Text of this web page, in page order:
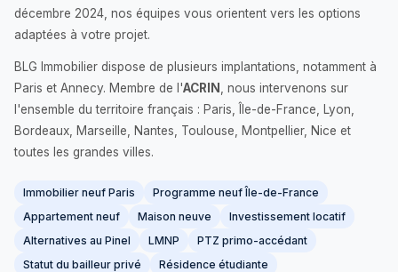
décembre 2024, nos équipes vous orientent vers les options
adaptées à votre projet.
BLG Immobilier dispose de plusieurs implantations, notamment à
Paris et Annecy. Membre de l'ACRIN
, nous intervenons sur
l'ensemble du territoire français : Paris, Île-de-France, Lyon,
Bordeaux, Marseille, Nantes, Toulouse, Montpellier, Nice et
toutes les grandes villes.
Immobilier neuf Paris
Programme neuf Île-de-France
Appartement neuf
Maison neuve
Investissement locatif
Alternatives au Pinel
LMNP
PTZ primo-accédant
Statut du bailleur privé
Résidence étudiante